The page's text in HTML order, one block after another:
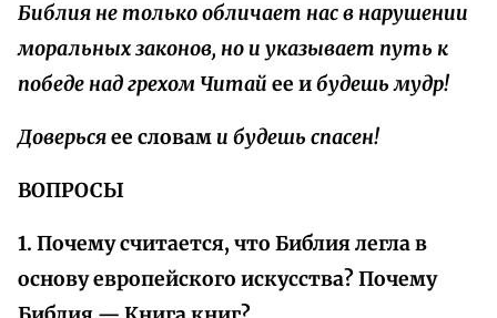
Библия не только обличает нас в нарушении
моральных законов, но и указывает путь к
победе над грехом Читай ее ибудешь мудр!
Доверьсяее словами будешь спасен!
ВОПРОСЫ
1. Почему считается, что Библия легла в
основу европейского искусства? Почему